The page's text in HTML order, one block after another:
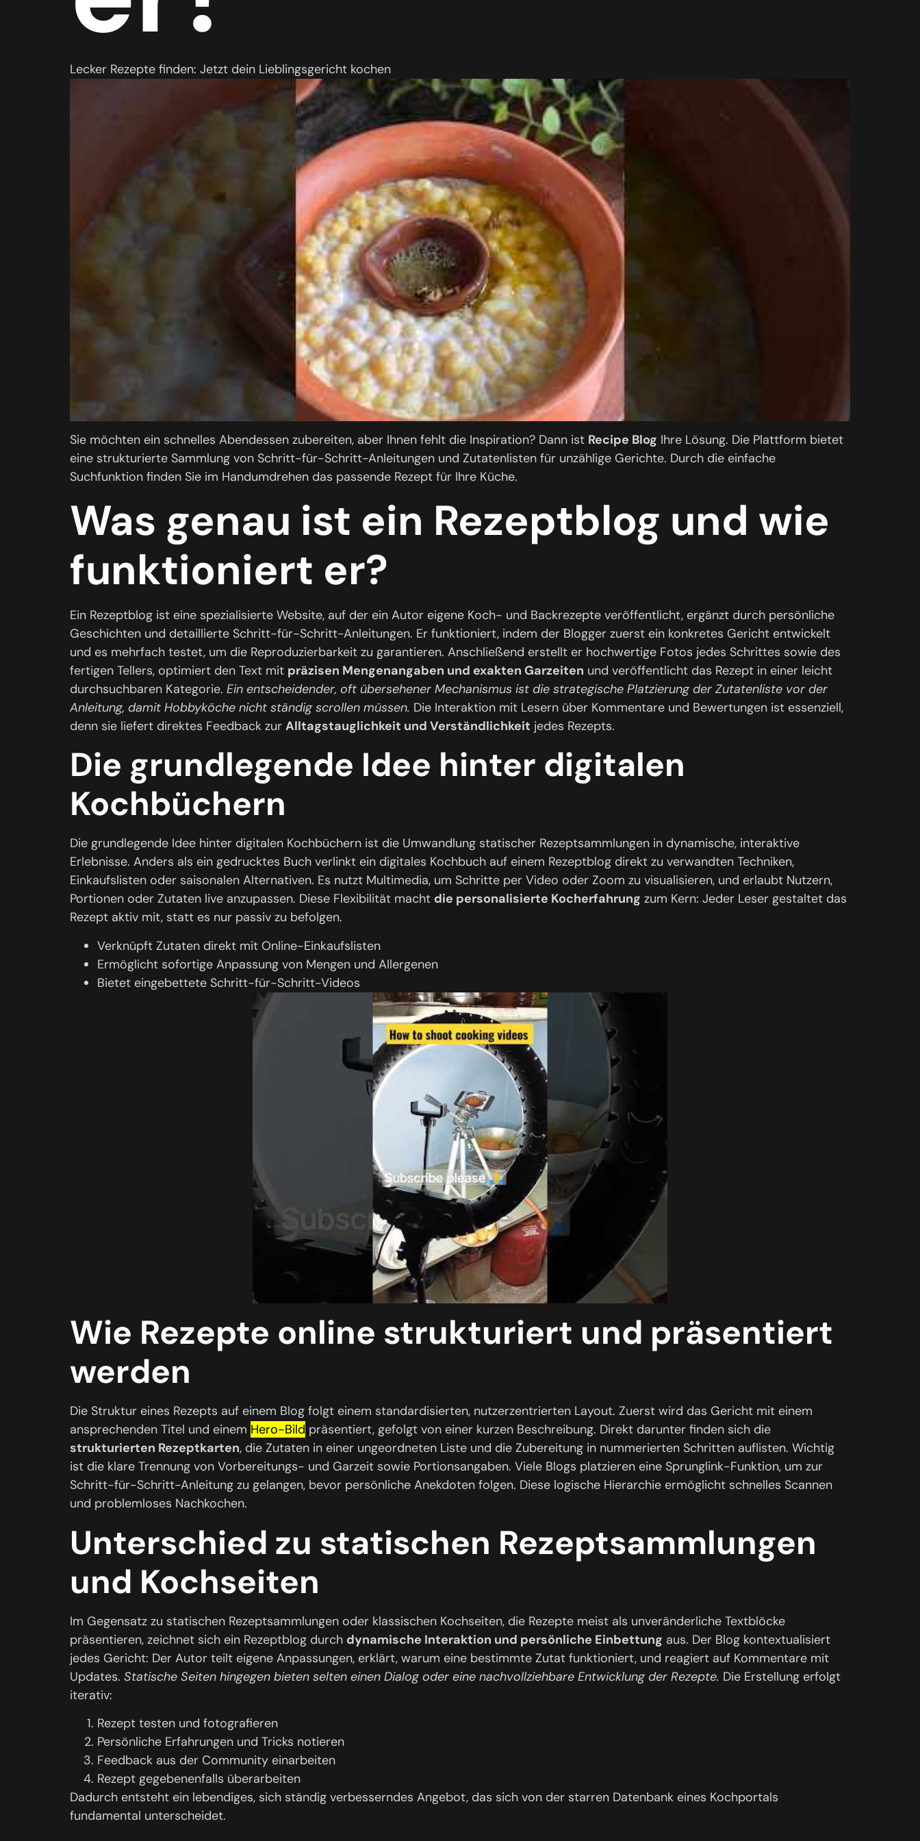
Lecker Rezepte finden: Jetzt dein Lieblingsgericht kochen
Sie möchten ein schnelles Abendessen zubereiten, aber Ihnen fehlt die Inspiration? Dann ist Recipe Blog Ihre Lösung. Die Plattform bietet
eine strukturierte Sammlung von Schritt-für-Schritt-Anleitungen und Zutatenlisten für unzählige Gerichte. Durch die einfache
Suchfunktion finden Sie im Handumdrehen das passende Rezept für Ihre Küche.
Was genau ist ein Rezeptblog und wie
funktioniert er?
Ein Rezeptblog ist eine spezialisierte Website, auf der ein Autor eigene Koch- und Backrezepte veröffentlicht, ergänzt durch persönliche
Geschichten und detaillierte Schritt-für-Schritt-Anleitungen. Er funktioniert, indem der Blogger zuerst ein konkretes Gericht entwickelt
und es mehrfach testet, um die Reproduzierbarkeit zu garantieren. Anschließend erstellt er hochwertige Fotos jedes Schrittes sowie des
fertigen Tellers, optimiert den Text mit präzisen Mengenangaben und exakten Garzeiten und veröffentlicht das Rezept in einer leicht
durchsuchbaren Kategorie. Ein entscheidender, oft übersehener Mechanismus ist die strategische Platzierung der Zutatenliste vor der
Anleitung, damit Hobbyköche nicht ständig scrollen müssen. Die Interaktion mit Lesern über Kommentare und Bewertungen ist essenziell,
denn sie liefert direktes Feedback zur Alltagstauglichkeit und Verständlichkeit jedes Rezepts.
Die grundlegende Idee hinter digitalen
Kochbüchern
Die grundlegende Idee hinter digitalen Kochbüchern ist die Umwandlung statischer Rezeptsammlungen in dynamische, interaktive
Erlebnisse. Anders als ein gedrucktes Buch verlinkt ein digitales Kochbuch auf einem Rezeptblog direkt zu verwandten Techniken,
Einkaufslisten oder saisonalen Alternativen. Es nutzt Multimedia, um Schritte per Video oder Zoom zu visualisieren, und erlaubt Nutzern,
Portionen oder Zutaten live anzupassen. Diese Flexibilität macht die personalisierte Kocherfahrung zum Kern: Jeder Leser gestaltet das
Rezept aktiv mit, statt es nur passiv zu befolgen.
Verknüpft Zutaten direkt mit Online-Einkaufslisten
Ermöglicht sofortige Anpassung von Mengen und Allergenen
Bietet eingebettete Schritt-für-Schritt-Videos
Wie Rezepte online strukturiert und präsentiert
werden
Die Struktur eines Rezepts auf einem Blog folgt einem standardisierten, nutzerzentrierten Layout. Zuerst wird das Gericht mit einem
ansprechenden Titel und einem Hero-Bild präsentiert, gefolgt von einer kurzen Beschreibung. Direkt darunter finden sich die
strukturierten Rezeptkarten, die Zutaten in einer ungeordneten Liste und die Zubereitung in nummerierten Schritten auflisten. Wichtig
ist die klare Trennung von Vorbereitungs- und Garzeit sowie Portionsangaben. Viele Blogs platzieren eine Sprunglink-Funktion, um zur
Schritt-für-Schritt-Anleitung zu gelangen, bevor persönliche Anekdoten folgen. Diese logische Hierarchie ermöglicht schnelles Scannen
und problemloses Nachkochen.
Unterschied zu statischen Rezeptsammlungen
und Kochseiten
Im Gegensatz zu statischen Rezeptsammlungen oder klassischen Kochseiten, die Rezepte meist als unveränderliche Textblöcke
präsentieren, zeichnet sich ein Rezeptblog durch dynamische Interaktion und persönliche Einbettung aus. Der Blog kontextualisiert
jedes Gericht: Der Autor teilt eigene Anpassungen, erklärt, warum eine bestimmte Zutat funktioniert, und reagiert auf Kommentare mit
Updates. Statische Seiten hingegen bieten selten einen Dialog oder eine nachvollziehbare Entwicklung der Rezepte. Die Erstellung erfolgt
iterativ:
Rezept testen und fotografieren
Persönliche Erfahrungen und Tricks notieren
Feedback aus der Community einarbeiten
Rezept gegebenenfalls überarbeiten
Dadurch entsteht ein lebendiges, sich ständig verbesserndes Angebot, das sich von der starren Datenbank eines Kochportals
fundamental unterscheidet.